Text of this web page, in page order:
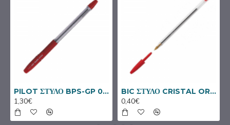
BIC ΣΤΥΛΟ CRISTAL ORIGINAL ΚΟΚΚΙΝΟ SKAG ΚΛΑΣΕΡ ΓΡΑΦΕΙΟΥ SYSTEM 8/32 ΑΣΠΡΟ